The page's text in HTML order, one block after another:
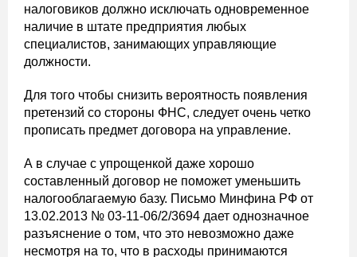
налоговиков должно исключать одновременное
наличие в штате предприятия любых
специалистов, занимающих управляющие
должности.
Для того чтобы снизить вероятность появления
претензий со стороны ФНС, следует очень четко
прописать предмет договора на управление.
А в случае с упрощенкой даже хорошо
составленный договор не поможет уменьшить
налогооблагаемую базу. Письмо Минфина РФ от
13.02.2013 № 03-11-06/2/3694 дает однозначное
разъяснение о том, что это невозможно даже
несмотря на то, что в расходы принимаются